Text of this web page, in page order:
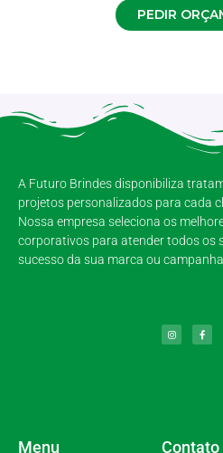
PEDIR
A Futuro Brindes disponibiliza
projetos personalizados para cada
Nossa empresa seleciona os
corporativos para atender todos os
sucesso da sua marca ou campanha.
Menu Contato